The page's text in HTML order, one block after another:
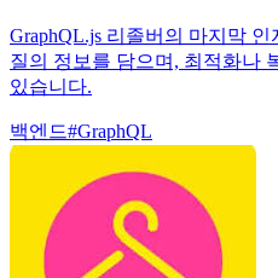
GraphQL.js 리졸버의 마지막
질의 정보를 담으며, 최적화나
있습니다.
백엔드#GraphQL